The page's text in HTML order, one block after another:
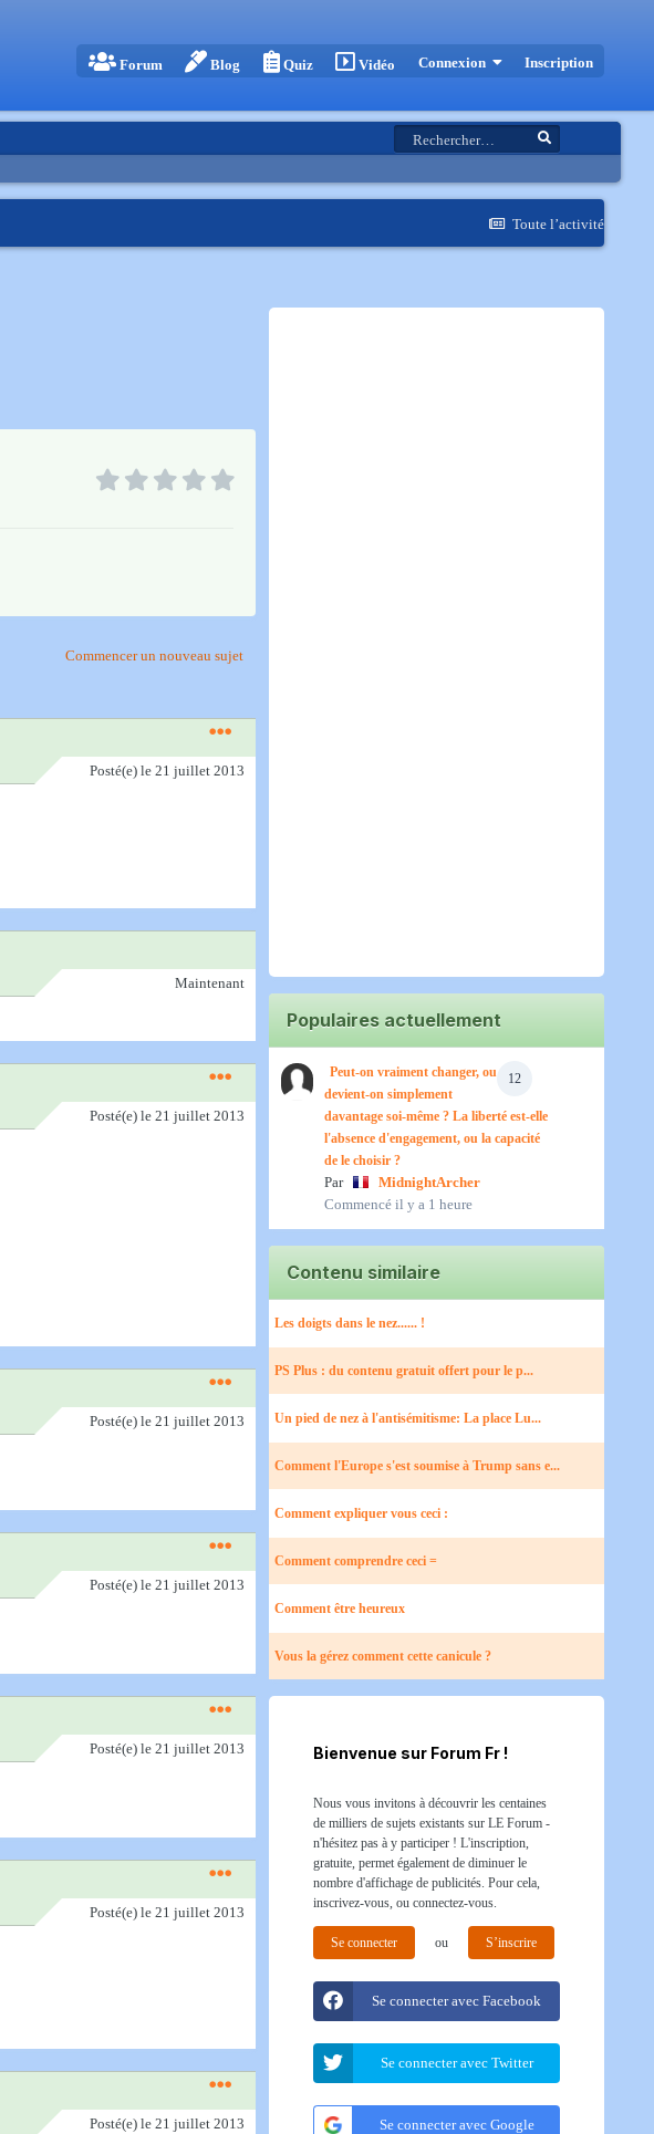
Forum Blog Quiz Vidéo Connexion Inscription
Toute l’activité
Commencer un nouveau sujet
Posté(e) le 21 juillet 2013
Maintenant
Posté(e) le 21 juillet 2013
Posté(e) le 21 juillet 2013
Posté(e) le 21 juillet 2013
Posté(e) le 21 juillet 2013
Posté(e) le 21 juillet 2013
Posté(e) le 21 juillet 2013
Populaires actuellement
12
Peut-on vraiment changer, ou
devient-on simplement
davantage soi-même ? La liberté est-elle
l'absence d'engagement, ou la capacité
de le choisir ?
Par
MidnightArcher
Commencé il y a 1 heure
Contenu similaire
Les doigts dans le nez...... !
PS Plus : du contenu gratuit offert pour le p...
Un pied de nez à l'antisémitisme: La place Lu...
Comment l'Europe s'est soumise à Trump sans e...
Comment expliquer vous ceci :
Comment comprendre ceci =
Comment être heureux
Vous la gérez comment cette canicule ?
Bienvenue sur Forum Fr !
Nous vous invitons à découvrir les centaines
de milliers de sujets existants sur LE Forum -
n'hésitez pas à y participer ! L'inscription,
gratuite, permet également de diminuer le
nombre d'affichage de publicités. Pour cela,
inscrivez-vous, ou connectez-vous.
Se connecter ou S’inscrire
Se connecter avec Facebook
Se connecter avec Twitter
Se connecter avec Google